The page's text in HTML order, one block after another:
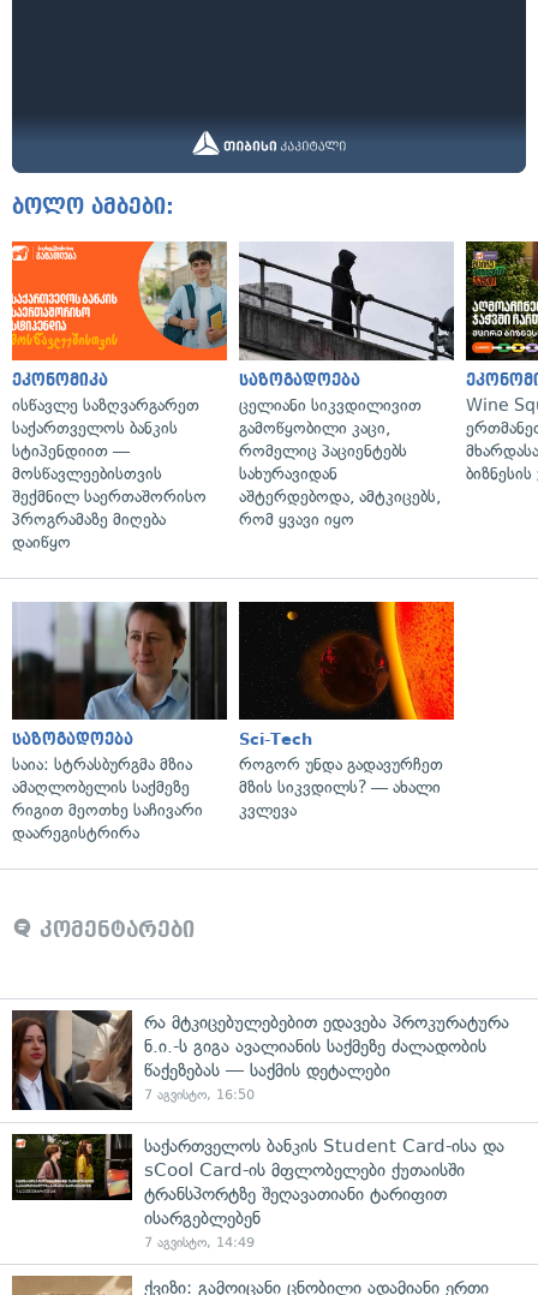
ბოლო ამბები:
ეკონომიკა
ისწავლე საზღვარგარეთ
საქართველოს ბანკის
სტიპენდიით —
მოსწავლეებისთვის
შექმნილ საერთაშორისო
პროგრამაზე მიღება
დაიწყო
საზოგადოება
ცელიანი სიკვდილივით
გამოწყობილი კაცი,
რომელიც პაციენტებს
სახურავიდან
აშტერდებოდა, ამტკიცებს,
რომ ყვავი იყო
Wine
საზოგადოება
საია: სტრასბურგმა მზია
ამაღლობელის საქმეზე
რიგით მეოთხე საჩივარი
დაარეგისტრირა
Sci-Tech
როგორ უნდა გადავურჩეთ
მზის სიკვდილს? — ახალი
კვლევა
კომენტარები
რა მტკიცებულებებით ედავება პროკურატურა
ნ.ი.-ს გიგა ავალიანის საქმეზე ძალადობის
წაქეზებას — საქმის დეტალები
7 აგვისტო, 16:50
საქართველოს ბანკის Student Card-ისა და
sCool Card-ის მფლობელები ქუთაისში
ტრანსპორტზე შეღავათიანი ტარიფით
ისარგებლებენ
7 აგვისტო, 14:49
ქვიზი: გამოიცანი ცნობილი ადამიანი ერთი